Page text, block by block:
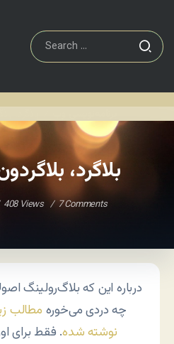
بلاگرد،
408 Views 7 Comments
درباره این که بلاگ‌رولینگ
چه دردی می‌خوره مطالب
نوشته شده. فقط برای